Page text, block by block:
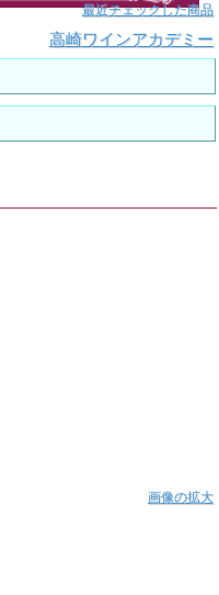
最近チェックした商品
高崎ワインアカデミー
画像の拡大